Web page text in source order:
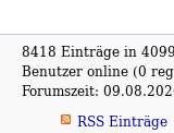
8418 Einträge in
Benutzer online (0
Forumszeit:
RSS Einträge